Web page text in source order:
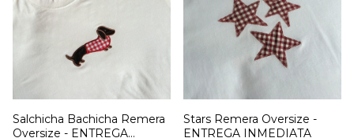
Salchicha Bachicha Remera
Oversize - ENTREGA
Stars Remera Oversize -
ENTREGA INMEDIATA